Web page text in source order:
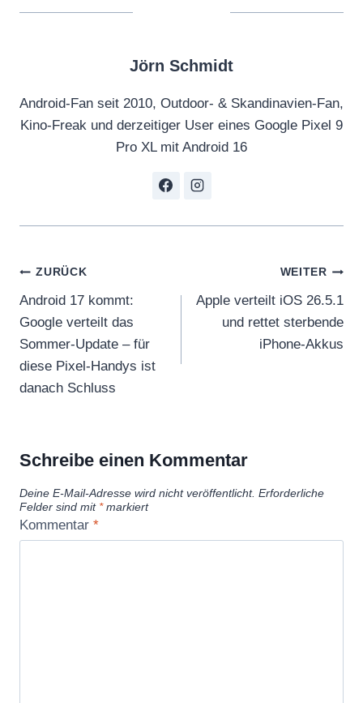
Jörn Schmidt
Android-Fan seit 2010, Outdoor- & Skandinavien-Fan,
Kino-Freak und derzeitiger User eines Google Pixel 9
Pro XL mit Android 16
Beitragsnavigation
ZURÜCK
Android 17 kommt:
Google verteilt das
Sommer-Update – für
diese Pixel-Handys ist
danach Schluss
WEITER
Apple verteilt iOS 26.5.1
und rettet sterbende
iPhone-Akkus
Schreibe einen Kommentar
Deine E-Mail-Adresse wird nicht veröffentlicht. Erforderliche
Felder sind mit *markiert
Kommentar *